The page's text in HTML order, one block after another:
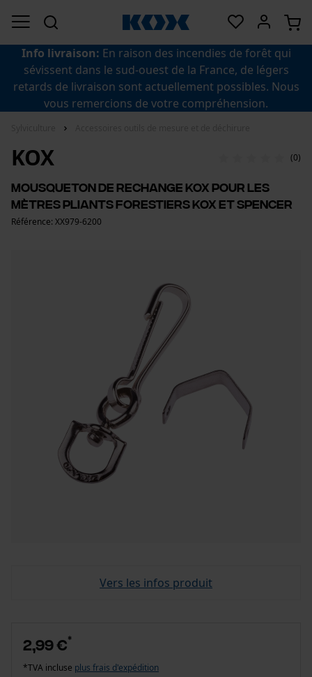
Info livraison: En raison des incendies de forêt qui
sévissent dans le sud-ouest de la France, de légers
retards de livraison sont actuellement possibles. Nous
vous remercions de votre compréhension.
KOX (0)
Mousqueton de rechange KOX pour les
mètres pliants forestiers KOX et Spencer
Référence: XX979-6200
Vers les infos produit
2,99 €*
*TVA incluse plus frais d'expédition